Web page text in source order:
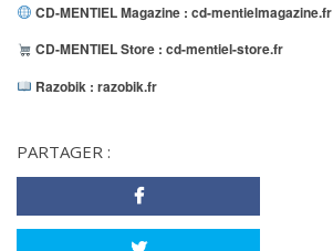
CD-MENTIEL Magazine : cd-mentielmagazine.fr
CD-MENTIEL Store : cd-mentiel-store.fr
Razobik : razobik.fr
PARTAGER :